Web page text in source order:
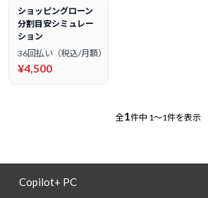
ショッピングローン
分割目安シミュレー
ション
36回払い（税込/月額）
¥4,500
全1件中 1～1件を表示
Copilot+ PC